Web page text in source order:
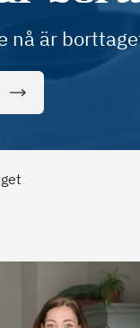
nå är